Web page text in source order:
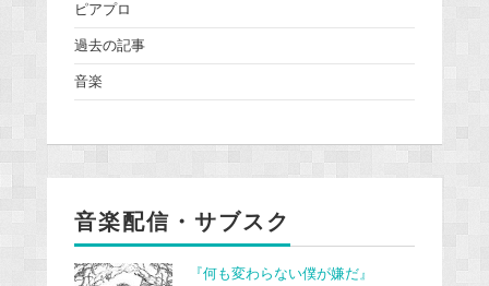
ピアプロ
過去の記事
音楽
音楽配信・サブスク
『何も変わらない僕が嫌だ』